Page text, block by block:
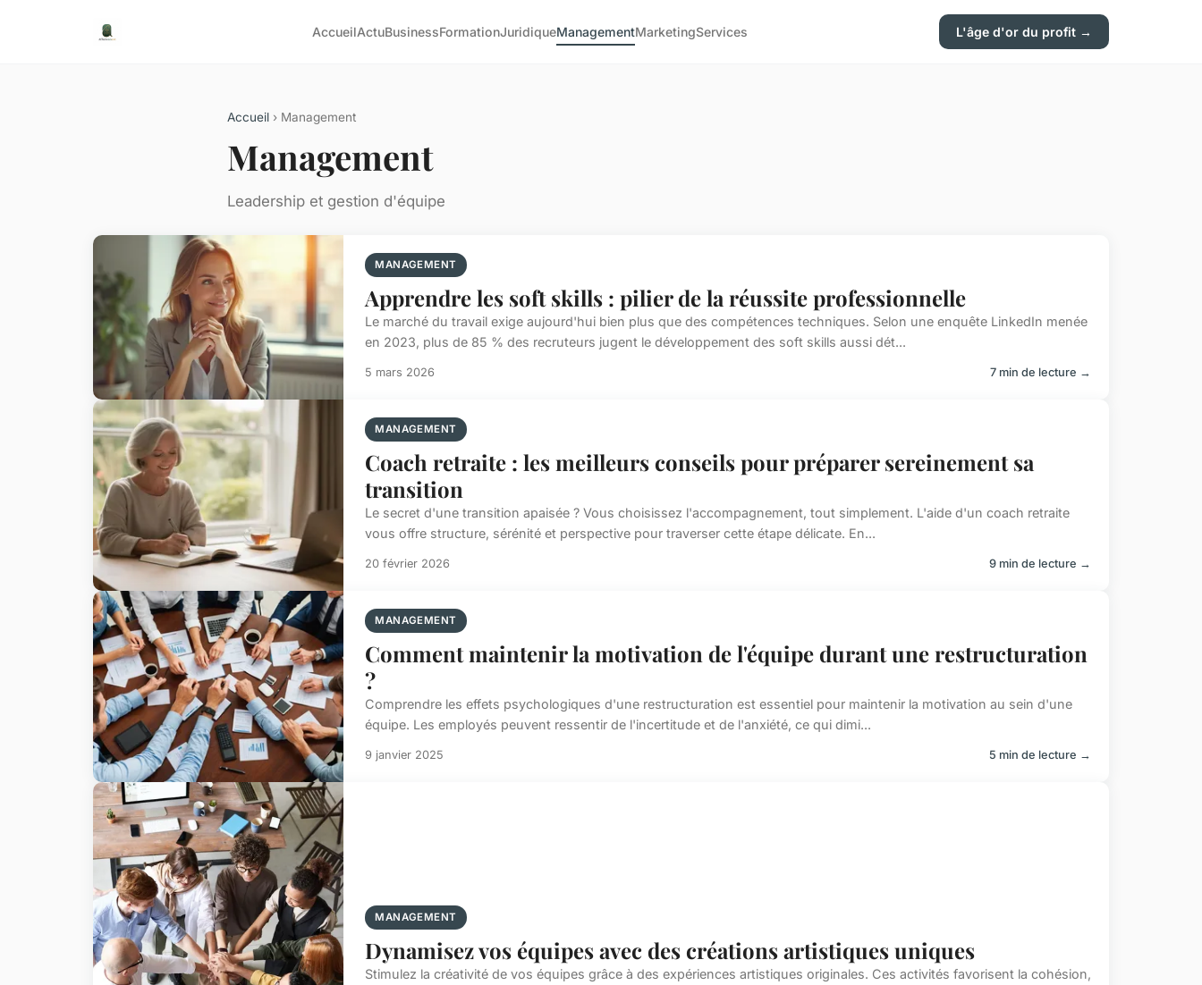
AccueilActuBusinessFormationJuridiqueManagementMarketingServices L'âge d'or du profit →
Accueil › Management
Management
Leadership et gestion d'équipe
MANAGEMENT
Apprendre les soft skills : pilier de la réussite professionnelle
Le marché du travail exige aujourd'hui bien plus que des compétences techniques. Selon une enquête LinkedIn menée
en 2023, plus de 85 % des recruteurs jugent le développement des soft skills aussi dét...
5 mars 2026 7 min de lecture →
MANAGEMENT
Coach retraite : les meilleurs conseils pour préparer sereinement sa
transition
Le secret d'une transition apaisée ? Vous choisissez l'accompagnement, tout simplement. L'aide d'un coach retraite
vous offre structure, sérénité et perspective pour traverser cette étape délicate. En...
20 février 2026 9 min de lecture →
MANAGEMENT
Comment maintenir la motivation de l'équipe durant une restructuration
?
Comprendre les effets psychologiques d'une restructuration est essentiel pour maintenir la motivation au sein d'une
équipe. Les employés peuvent ressentir de l'incertitude et de l'anxiété, ce qui dimi...
9 janvier 2025 5 min de lecture →
MANAGEMENT
Dynamisez vos équipes avec des créations artistiques uniques
Stimulez la créativité de vos équipes grâce à des expériences artistiques originales. Ces activités favorisent la cohésion,